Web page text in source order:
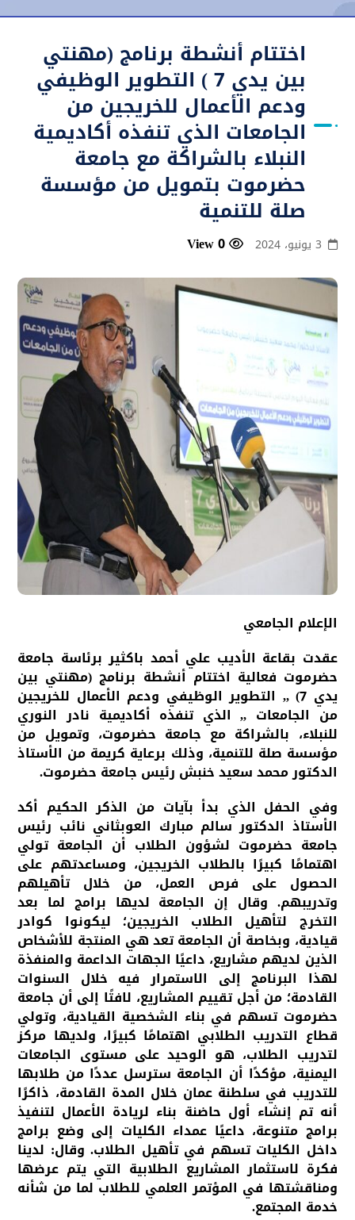
اختتام أنشطة برنامج (مهنتي
بين يدي 7 ) التطوير الوظيفي
ودعم الأعمال للخريجين من
الجامعات الذي تنفذه أكاديمية
النبلاء بالشراكة مع جامعة
حضرموت بتمويل من مؤسسة
صلة للتنمية
3 يونيو، 2024 0 View
الإعلام الجامعي
عقدت بقاعة الأديب علي أحمد باكثير برئاسة جامعة
حضرموت فعالية اختتام أنشطة برنامج (مهنتي بين
يدي 7) ,, التطوير الوظيفي ودعم الأعمال للخريجين
من الجامعات ,, الذي تنفذه أكاديمية نادر النوري
للنبلاء، بالشراكة مع جامعة حضرموت، وتمويل من
مؤسسة صلة للتنمية، وذلك برعاية كريمة من الأستاذ
الدكتور محمد سعيد خنبش رئيس جامعة حضرموت.
وفي الحفل الذي بدأ بآيات من الذكر الحكيم أكد
الأستاذ الدكتور سالم مبارك العوبثاني نائب رئيس
جامعة حضرموت لشؤون الطلاب أن الجامعة تولي
اهتمامًا كبيرًا بالطلاب الخريجين، ومساعدتهم على
الحصول على فرص العمل، من خلال تأهيلهم
وتدريبهم. وقال إن الجامعة لديها برامج لما بعد
التخرج لتأهيل الطلاب الخريجين؛ ليكونوا كوادر
قيادية، وبخاصة أن الجامعة تعد هي المنتجة للأشخاص
الذين لديهم مشاريع، داعيًا الجهات الداعمة والمنفذة
لهذا البرنامج إلى الاستمرار فيه خلال السنوات
القادمة؛ من أجل تقييم المشاريع، لافتًا إلى أن جامعة
حضرموت تسهم في بناء الشخصية القيادية، وتولي
قطاع التدريب الطلابي اهتمامًا كبيرًا، ولديها مركز
لتدريب الطلاب، هو الوحيد على مستوى الجامعات
اليمنية، مؤكدًا أن الجامعة سترسل عددًا من طلابها
للتدريب في سلطنة عمان خلال المدة القادمة، ذاكرًا
أنه تم إنشاء أول حاضنة بناء لريادة الأعمال لتنفيذ
برامج متنوعة، داعيًا عمداء الكليات إلى وضع برامج
داخل الكليات تسهم في تأهيل الطلاب. وقال: لدينا
فكرة لاستثمار المشاريع الطلابية التي يتم عرضها
ومناقشتها في المؤتمر العلمي للطلاب لما من شأنه
خدمة المجتمع.